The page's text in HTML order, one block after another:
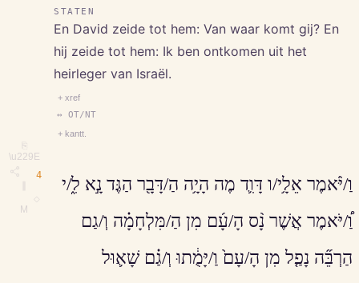
⎘
\u229E
M
STATEN
En David zeide tot hem: Van waar komt gij? En
hij zeide tot hem: Ik ben ontkomen uit het
heirleger van Israël.
+ xref
↔ OT/NT
+ kantt.
4
וַ/יֹּ֨אמֶר אֵלָ֥י/ו דָּוִ֛ד מֶה הָיָ֥ה הַ/דָּבָ֖ר הַגֶּד נָ֣א לִ֑/י
וַ֠/יֹּאמֶר אֲשֶׁר נָ֨ס הָ/עָ֜ם מִן הַ/מִּלְחָמָ֗ה וְ/גַם
הַרְבֵּ֞ה נָפַ֤ל מִן הָ/עָם֙ וַ/יָּמֻ֔תוּ וְ/גַ֗ם שָׁא֛וּל